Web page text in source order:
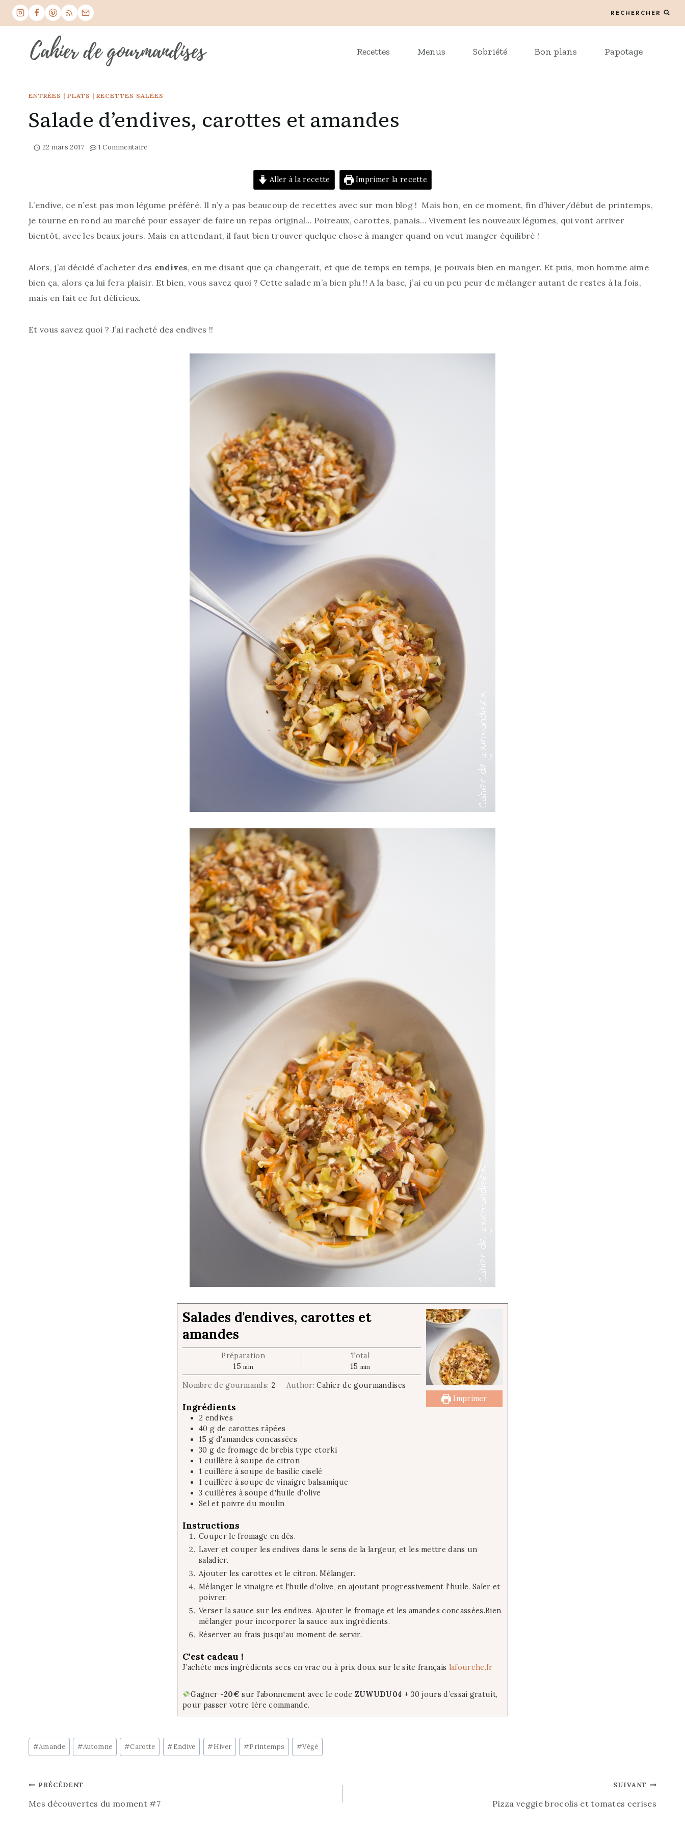
Skip
RECHERCHER
Recettes Menus Sobriété Bon plans Papotage
ENTRÉES | PLATS | RECETTES SALÉES
Salade d’endives, carottes et amandes
22 mars 2017 1 Commentaire
Aller à la recette Imprimer la recette
L’endive, ce n’est pas mon légume préféré. Il n’y a pas beaucoup de recettes avec sur mon blog ! Mais bon, en ce moment, fin d’hiver/début de printemps,
je tourne en rond au marché pour essayer de faire un repas original… Poireaux, carottes, panais… Vivement les nouveaux légumes, qui vont arriver
bientôt, avec les beaux jours. Mais en attendant, il faut bien trouver quelque chose à manger quand on veut manger équilibré !
Alors, j’ai décidé d’acheter des endives, en me disant que ça changerait, et que de temps en temps, je pouvais bien en manger. Et puis, mon homme aime
bien ça, alors ça lui fera plaisir. Et bien, vous savez quoi ? Cette salade m’a bien plu !! A la base, j’ai eu un peu peur de mélanger autant de restes à la fois,
mais en fait ce fut délicieux.
Et vous savez quoi ? J’ai racheté des endives !!
Imprimer
Salades d'endives, carottes et
amandes
Préparation
15m
i
n
s
min
Total
15 m
i
n
min
Nombre de gourmands: 2 Author:Cahier de gourmandises
Ingrédients
2 endives
40 g de carottes râpées
15 g d'amandes concassées
30 g de fromage de brebis type etorki
1 cuillère à soupe de citron
1 cuillère à soupe de basilic ciselé
1 cuillère à soupe de vinaigre balsamique
3 cuillères à soupe d'huile d'olive
Sel et poivre du moulin
Instructions
Couper le fromage en dés.
Laver et couper les endives dans le sens de la largeur, et les mettre dans un
saladier.
Ajouter les carottes et le citron. Mélanger.
Mélanger le vinaigre et l'huile d'olive, en ajoutant progressivement l'huile. Saler et
poivrer.
Verser la sauce sur les endives. Ajouter le fromage et les amandes concassées.Bien
mélanger pour incorporer la sauce aux ingrédients.
Réserver au frais jusqu'au moment de servir.
C'est cadeau !
J’achète mes ingrédients secs en vrac ou à prix doux sur le site français lafourche.fr
Gagner -20€ sur l’abonnement avec le code ZUWUDU04 + 30 jours d’essai gratuit,
pour passer votre 1ère commande.
Post
Tags:
#Amande #Automne #Carotte #Endive #Hiver #Printemps #Végé
Navigation
de
PRÉCÉDENT
Mes découvertes du moment #7
SUIVANT
Pizza veggie brocolis et tomates cerises